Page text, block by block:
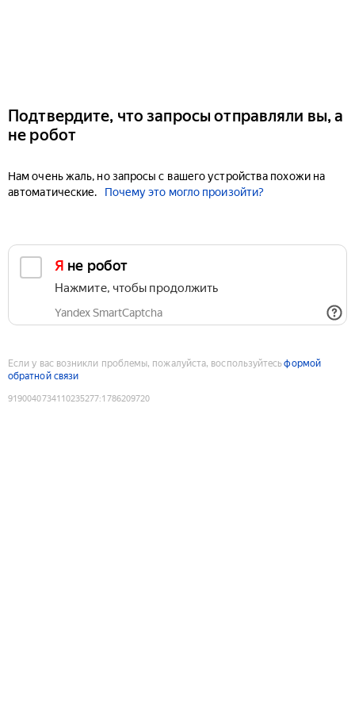
Подтвердите, что запросы отправляли вы, а
не робот
Нам очень жаль, но запросы с вашего устройства похожи на
автоматические.
Почему это могло произойти?
Я не робот
Нажмите, чтобы продолжить
Yandex SmartCaptcha
Если у вас возникли проблемы, пожалуйста, воспользуйтесьформой
обратной связи
9190040734110235277:1786209720